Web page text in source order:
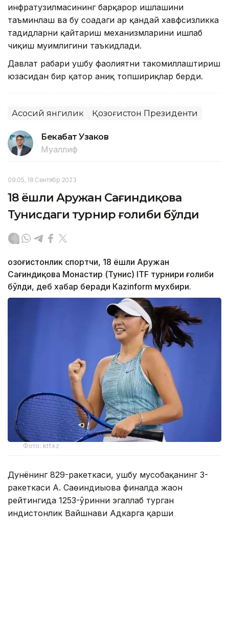
инфратузилмасининг барқарор ишлашини
таъминлаш ва бу соҳадаги ҳар қандай хавфсизликка
таҳдидларни қайтариш механизмларини ишлаб
чиқиш муҳимлигини таъкидлади.
Давлат раҳбари ушбу фаолиятни такомиллаштириш
юзасидан бир қатор аниқ топшириқлар берди.
Асосий янгилик Қозоғистон Президенти
Бекабат Узаков
Муаллиф
09:05, 18 Сентябр 2023
18 ёшли Аружан Сағиндиқова
Тунисдаги турнир ғолиби бўлди
Қозоғистонлик спортчи, 18 ёшли Аружан
Сағиндиқова Монастир (Тунис) ITF турнири ғолиби
бўлди, деб хабар беради Каzinform мухбири.
Фото: ktf.kz
Дунёнинг 829-ракеткаси, ушбу мусобақанинг 3-
ракеткаси А. Саөиндиыова финалда жаҳон
рейтингида 1253-ўринни эгаллаб турган
ҳиндистонлик Вайшнави Адкарга қарши